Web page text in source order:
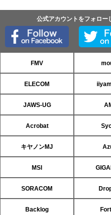
公式アカウントをフォロー
FMV
ELECOM
JAWS-UG
Acrobat
キヤノンMJ
MSI
SORACOM
Backlog